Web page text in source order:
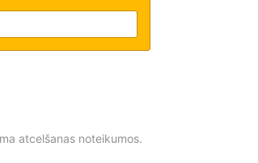
atcelšanas noteikumos.